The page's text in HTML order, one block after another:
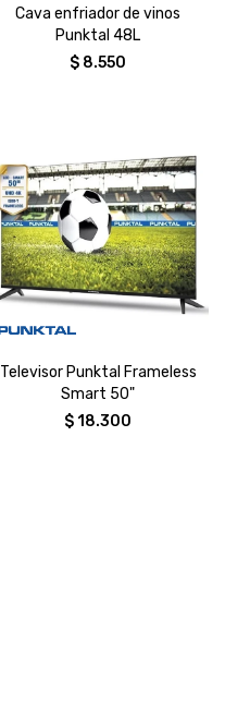
Cava enfriador de vinos
Punktal 48L
$ 8.550
Televisor Punktal Frameless
Smart 50"
$18.300